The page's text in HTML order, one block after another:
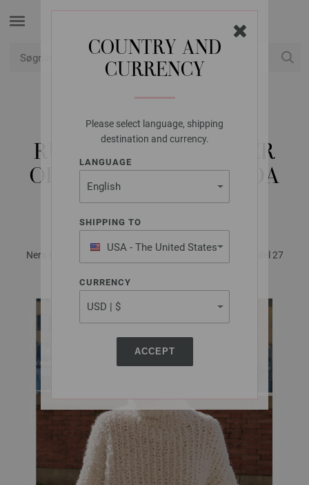
COUNTRY AND
CURRENCY
Please select language, shipping
destination and currency.
LANGUAGE
SHIPPING TO
USA - The United States
of America
CURRENCY
ACCEPT
LANA GROSSA
RULLEKRAVESWEATER
ORSETTO & ALTA MODA
ALPACA
Nera No. 1 - Magasin (DE) + Strikkeopskrifter (DK) | Model 27